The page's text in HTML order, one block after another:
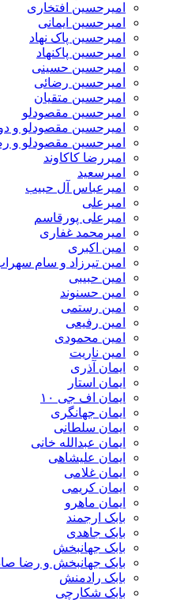
امیرحسین افتخاری
امیرحسین ایمانی
امیرحسین پاک نهاد
امیرحسین پاکنهاد
امیرحسین حسینی
امیرحسین رضائی
امیرحسین متقیان
امیرحسین مقصودلو
امیرحسین مقصودلو و دوزخ
امیرحسین مقصودلو و رضا پیشرو
امیررضا کاکاوند
امیرسعید
امیرعباس آل حبیب
امیرعلی
امیرعلی پورقاسم
امیرمحمد غفاری
امین اکبری
امین تیرزاد و سام سهراب
امین حبیبی
امین حسنوند
امین رستمی
امین رفیعی
امین محمودی
امین ناریت
ایمان آذری
ایمان استار
ایمان اف جی ۱۰
ایمان جهانگری
ایمان سلطانی
ایمان عبدالله خانی
ایمان علیشاهی
ایمان غلامی
ایمان کریمی
ایمان ماهرو
بابک ارجمند
بابک جاهدی
بابک جهانبخش
بابک جهانبخش و رضا صادقی
بابک رادمنش
بابک شکارچی